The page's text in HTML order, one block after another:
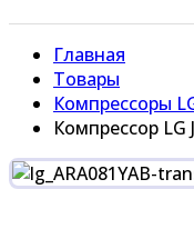
Главная
Товары
Компрессоры
Компрессор LG